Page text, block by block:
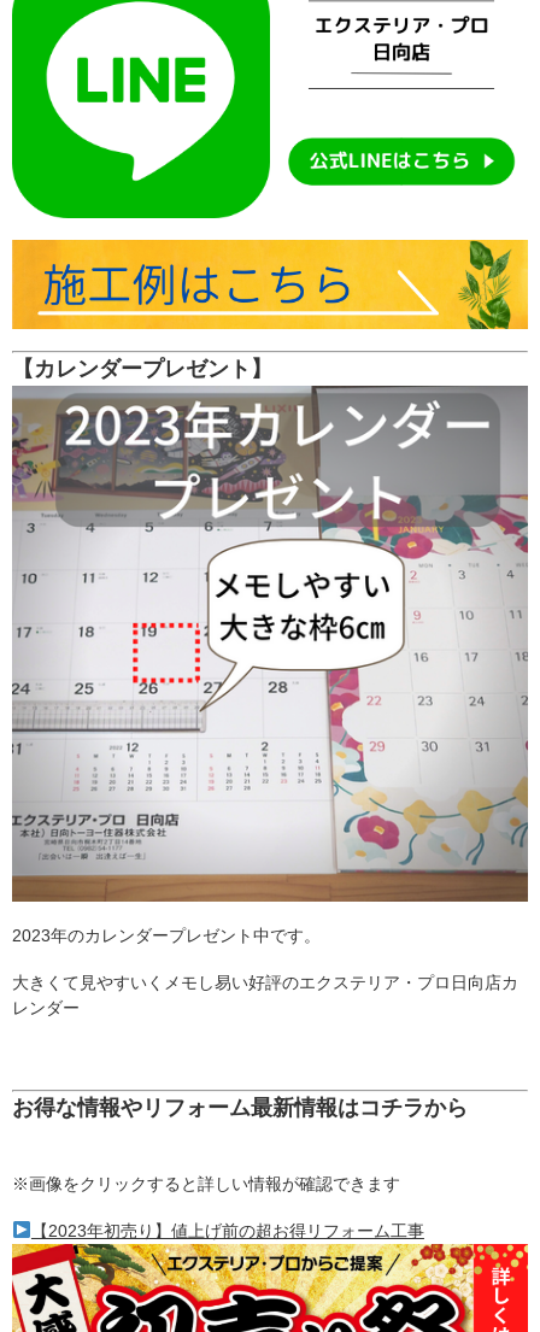
【カレンダープレゼント】
2023年のカレンダープレゼント中です。
大きくて見やすいくメモし易い好評のエクステリア・プロ日向店カ
レンダー
お得な情報やリフォーム最新情報はコチラから
※画像をクリックすると詳しい情報が確認できます
【2023年初売り】値上げ前の超お得リフォーム工事